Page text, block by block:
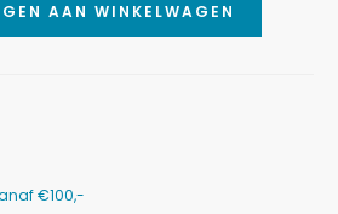
AAN WINKELWAGEN
€100,-